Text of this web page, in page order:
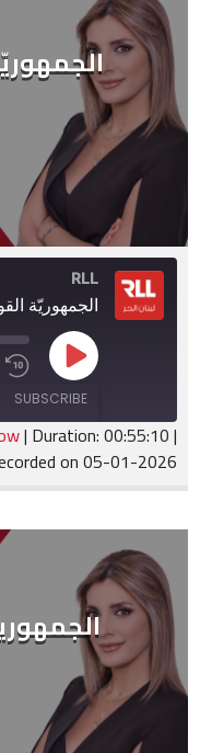
EMBED
RLL
الجمهوريّة
Play
Episode
10SUBSCRIBE
RSS FEED
SHARE
EMBED
| Duration: 00:55:10|
on 05-01-2026